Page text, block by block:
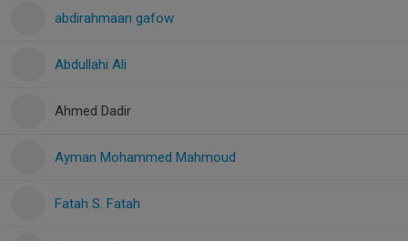
abdirahmaan gafow
Abdullahi Ali
Ahmed Dadir
Ayman Mohammed Mahmoud
Fatah S. Fatah